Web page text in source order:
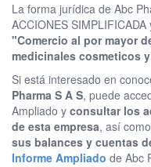
La forma jurídica de Abc
ACCIONES SIMPLIFICADA
"Comercio al por mayor
medicinales cosmeticos
Si está interesado en
Pharma S A S, puede
Ampliado y consultar los
de esta empresa, así
sus balances y cuentas
Informe Ampliado de Abc